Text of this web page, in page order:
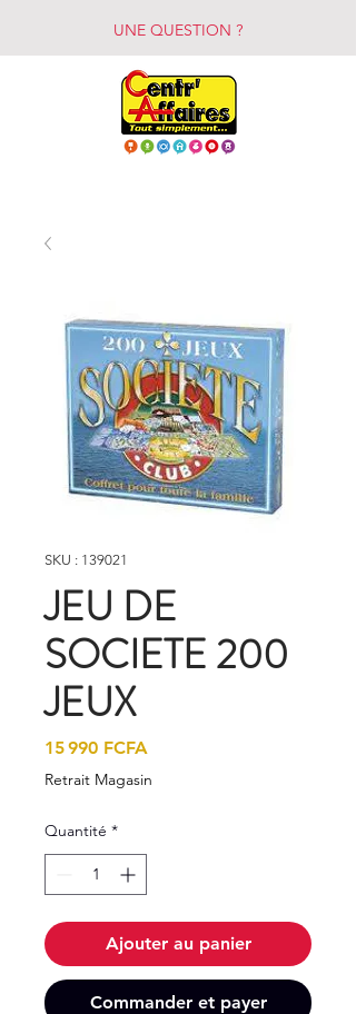
UNE QUESTION ?
SKU : 139021
JEU DE
SOCIETE 200
JEUX
15 990 FCFA
Retrait Magasin
Quantité *
Ajouter au panier
Commander et payer